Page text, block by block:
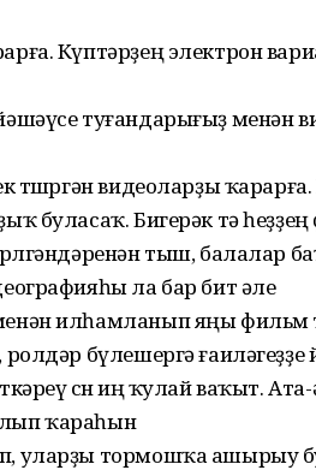
Күптәрҙең электрон
туғандарығыҙ менән
видеоларҙы
буласаҡ. Бигерәк тә һеҙҙең
тыш, балалар
ла бар бит әле
илһамланып яңы фильм
бүлешергә ғаиләгеҙҙе
өсөн иң ҡулай ваҡыт.
ҡараһын
уларҙы тормошҡа ашырыу